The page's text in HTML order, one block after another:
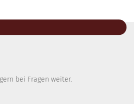
bei Fragen weiter.